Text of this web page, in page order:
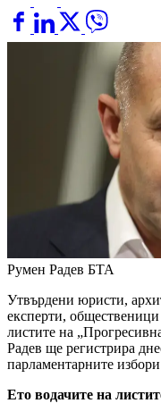
Румен Радев БТА
Утвърдени юристи,
експерти,
листите на
Радев ще регистрира
парламентарните
Ето водачите на